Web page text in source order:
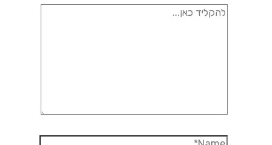
להקליד
Name*